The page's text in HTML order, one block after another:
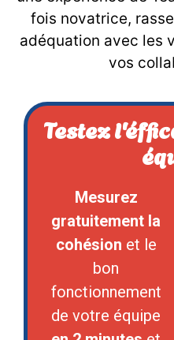
fois novatrice,
adéquation avec les
vos
Testez
Mesurez
gratuitement la
cohésion et le
bon
fonctionnement
de votre équipe